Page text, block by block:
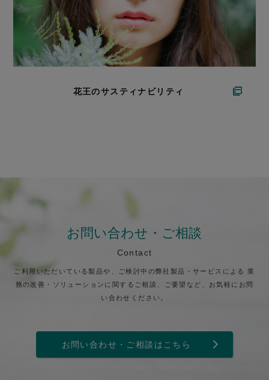
花王のサスティナビリティ
お問い合わせ・ご相談
Contact
ご利用いただいている製品や、ご検討中の弊社製品・サービスによる 業
務の改善・ソリューションに関するご相談、ご要望など、お気軽にお問
い合わせください。
お問い合わせ・ご相談はこちら